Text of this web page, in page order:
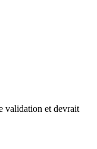
validation et devrait